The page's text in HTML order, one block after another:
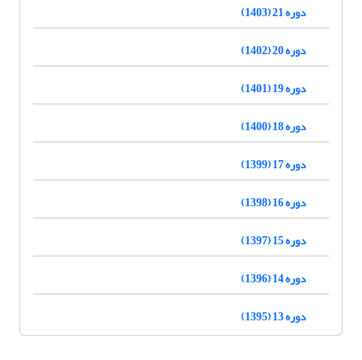
دوره 21 (1403)
دوره 20 (1402)
دوره 19 (1401)
دوره 18 (1400)
دوره 17 (1399)
دوره 16 (1398)
دوره 15 (1397)
دوره 14 (1396)
دوره 13 (1395)